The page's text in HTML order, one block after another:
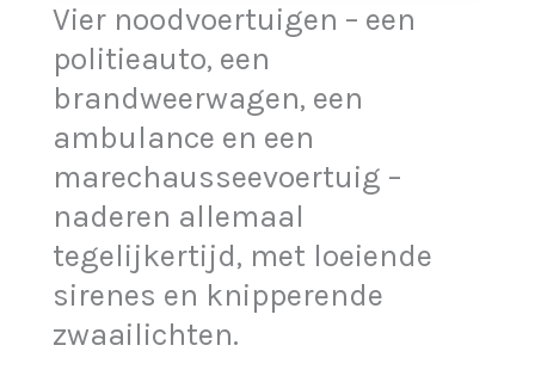
Vier noodvoertuigen – een
politieauto, een
brandweerwagen, een
ambulance en een
marechausseevoertuig –
naderen allemaal
tegelijkertijd, met loeiende
sirenes en knipperende
zwaailichten.